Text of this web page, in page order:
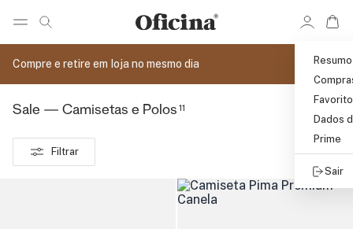
Ir para pagina de pesquisa
Resumo
Dados
Prime
Sair
Ir
Compre e retire em loja no mesmo dia
Sale — Camisetas e Polos 11
Filtrar